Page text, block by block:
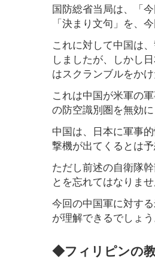
国防総省当局は、「
「決まり文句」を、
これに対して中国は
しましたが、しかし
はスクランブルをか
これは中国が米軍の
の防空識別圏を無効
中国は、日本に軍事
撃機が出てくるとは
ただし前述の自衛隊
とを忘れてはなりませ
今回の中国軍に対す
が理解できるでしょう
◆フィリピンの